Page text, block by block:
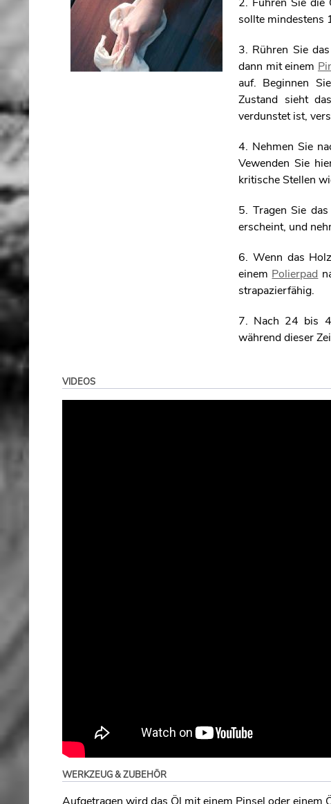
sollte mindestens
3. Rühren Sie
dann mit einem
auf. Beginnen
Zustand sieht
verdunstet ist,
4. Nehmen Sie
Vewenden Sie
kritische Stellen
5. Tragen Sie
erscheint, und
6. Wenn das
einem Polierpad
strapazierfähig.
7. Nach 24 bis
während dieser
VIDEOS
WERKZEUG & ZUBEHÖR